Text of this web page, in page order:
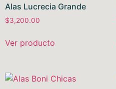
Alas Lucrecia Grande
$3,200.00
Ver producto